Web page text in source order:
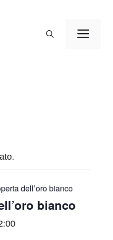
dell’oro bianco
bianco